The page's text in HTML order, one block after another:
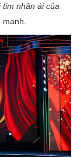
nhân ái của